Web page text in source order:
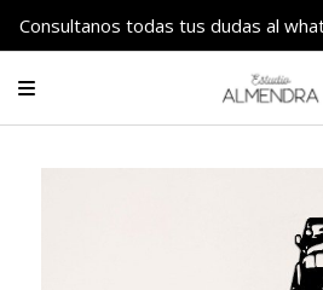
Consultanos todas tus dudas al